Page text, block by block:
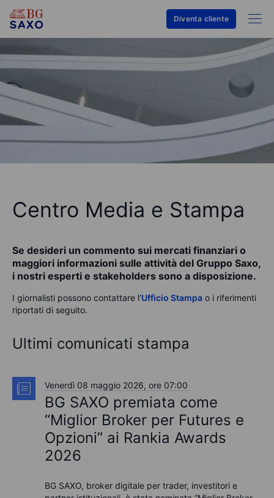
Diventa cliente
Centro Media e Stampa
Se desideri un commento sui mercati finanziari o
maggiori informazioni sulle attività del Gruppo Saxo,
i nostri esperti e stakeholders sono a disposizione.
I giornalisti possono contattare l'Ufficio Stampa o i riferimenti
riportati di seguito.
Ultimi comunicati stampa
Venerdì 08 maggio 2026, ore 07:00
BG SAXO premiata come
“Miglior Broker per Futures e
Opzioni” ai Rankia Awards
2026
BG SAXO, broker digitale per trader, investitori e